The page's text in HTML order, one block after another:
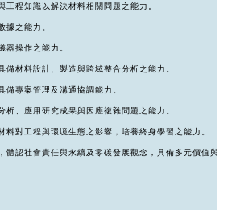
工程知識以解決材料相關問題之能力。
據之能力。
器操作之能力。
備材料設計、製造與跨域整合分析之能力。
備專案管理及溝通協調能力。
析、應用研究成果與因應複雜問題之能力。
料對工程與環境生態之影響，培養終身學習之能力。
體認社會責任與永續及零碳發展觀念，具備多元價值與國際